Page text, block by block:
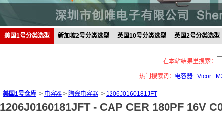
美国1号分类选型 新加坡2号分类选型 英国10号分类选型 英国2号分类选型
在本站结果里搜索：
热门搜索词： 电容器 Vicor
美国1号仓库 > 电容器 > 陶瓷电容器 > 1206J0160181JFT
1206J0160181JFT - CAP CER 180PF 16V